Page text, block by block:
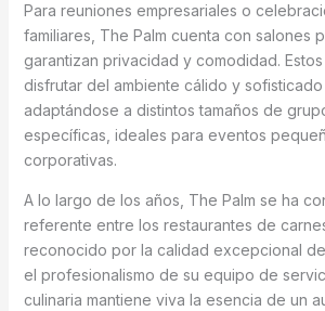
Para reuniones empresariales o
familiares, The Palm cuenta con salones
garantizan privacidad y comodidad.
disfrutar del ambiente cálido y sofisticado
adaptándose a distintos tamaños de
específicas, ideales para eventos
corporativas.
A lo largo de los años, The Palm se ha
referente entre los restaurantes de
reconocido por la calidad excepcional
el profesionalismo de su equipo de
culinaria mantiene viva la esencia de un